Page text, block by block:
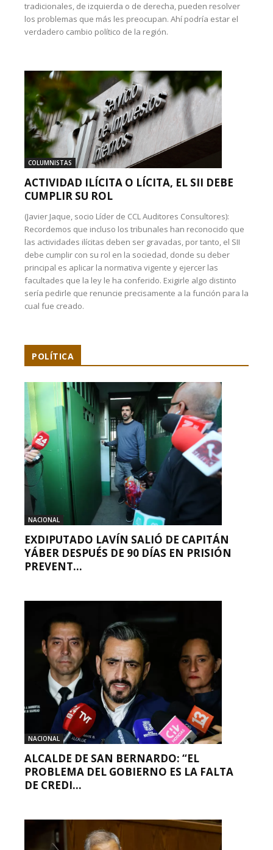
tradicionales, de izquierda o de derecha, pueden resolver
los problemas que más les preocupan. Ahí podría estar el
verdadero cambio político de la región.
COLUMNISTAS
ACTIVIDAD ILÍCITA O LÍCITA, EL SII DEBE
CUMPLIR SU ROL
(Javier Jaque, socio Líder de CCL Auditores Consultores):
Recordemos que incluso los tribunales han reconocido que
las actividades ilícitas deben ser gravadas, por tanto, el SII
debe cumplir con su rol en la sociedad, donde su deber
principal es aplicar la normativa vigente y ejercer las
facultades que la ley le ha conferido. Exigirle algo distinto
sería pedirle que renuncie precisamente a la función para la
cual fue creado.
POLÍTICA
NACIONAL
EXDIPUTADO LAVÍN SALIÓ DE CAPITÁN
YÁBER DESPUÉS DE 90 DÍAS EN PRISIÓN
PREVENT...
NACIONAL
ALCALDE DE SAN BERNARDO: “EL
PROBLEMA DEL GOBIERNO ES LA FALTA
DE CREDI...